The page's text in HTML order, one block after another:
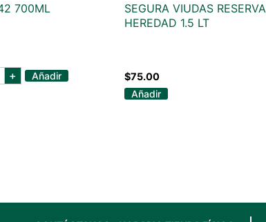
700ML
+ Añadir
SEGURA VIUDAS RESERVA
HEREDAD 1.5 LT
$75.00
Añadir